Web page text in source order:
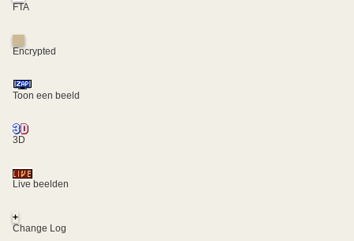
FTA
Encrypted
Toon een beeld
3D
Live beelden
+
Change Log